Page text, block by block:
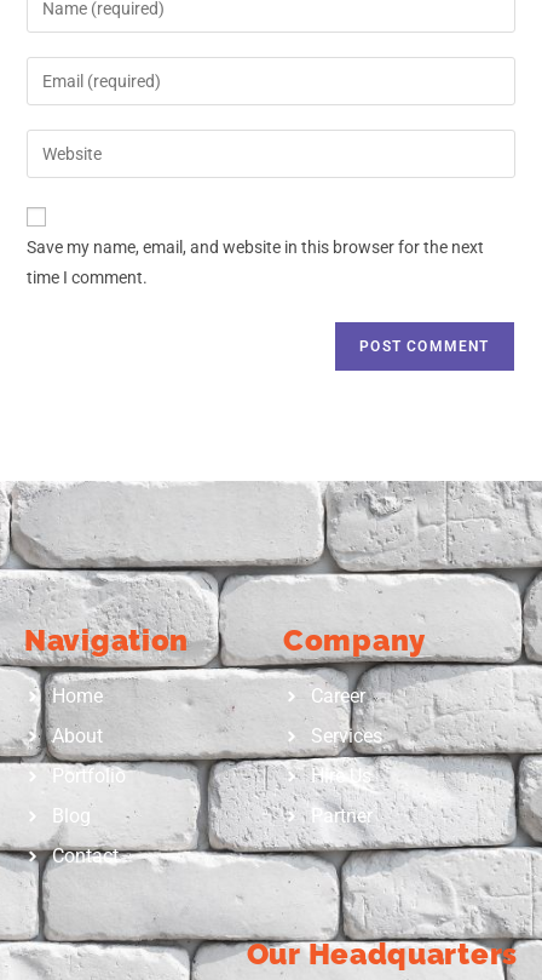
Save my name, email, and website in this browser for the next
time I comment.
Navigation
Home
About
Portfolio
Blog
Contact
Company
Career
Services
Hire Us
Partner
Our Headquarters